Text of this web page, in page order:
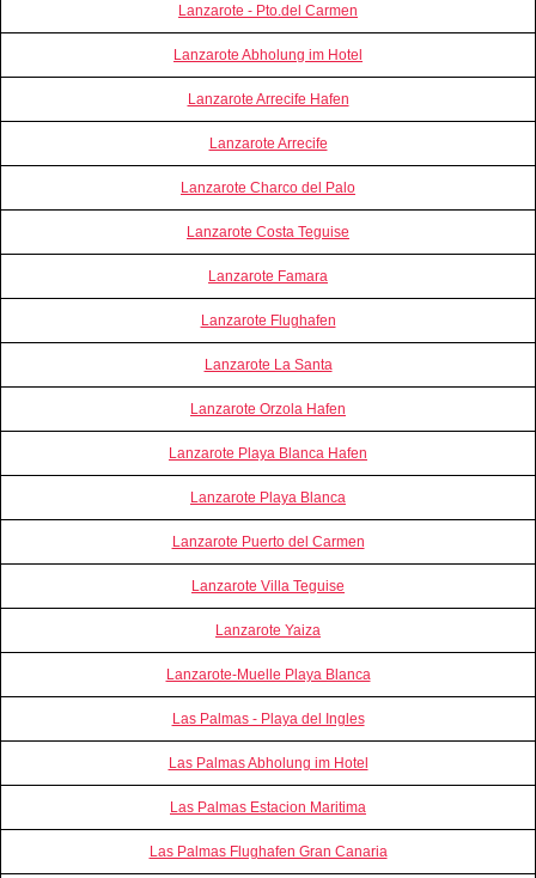
Lanzarote - Pto.del Carmen
Lanzarote Abholung im Hotel
Lanzarote Arrecife Hafen
Lanzarote Arrecife
Lanzarote Charco del Palo
Lanzarote Costa Teguise
Lanzarote Famara
Lanzarote Flughafen
Lanzarote La Santa
Lanzarote Orzola Hafen
Lanzarote Playa Blanca Hafen
Lanzarote Playa Blanca
Lanzarote Puerto del Carmen
Lanzarote Villa Teguise
Lanzarote Yaiza
Lanzarote-Muelle Playa Blanca
Las Palmas - Playa del Ingles
Las Palmas Abholung im Hotel
Las Palmas Estacion Maritima
Las Palmas Flughafen Gran Canaria